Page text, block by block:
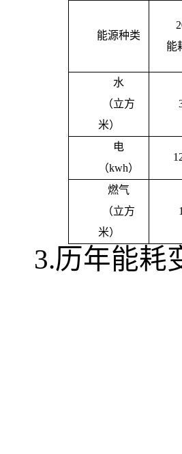
能源种类
能
水
（立方
米）
电
（kwh）
燃气
（立方
米）
3.历年能耗